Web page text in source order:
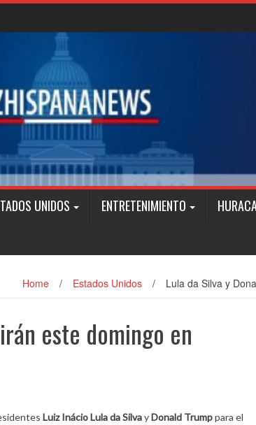
UNIDOS ENTRETENIMIENTO
Home / Estados Unidos / Lula da Silva y
este domingo en
Luiz Inácio Lula da SilvayDonald Trumppara el